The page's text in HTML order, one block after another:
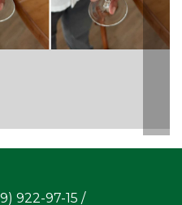
capacitación
los sanandrescanos
922-97-15 /